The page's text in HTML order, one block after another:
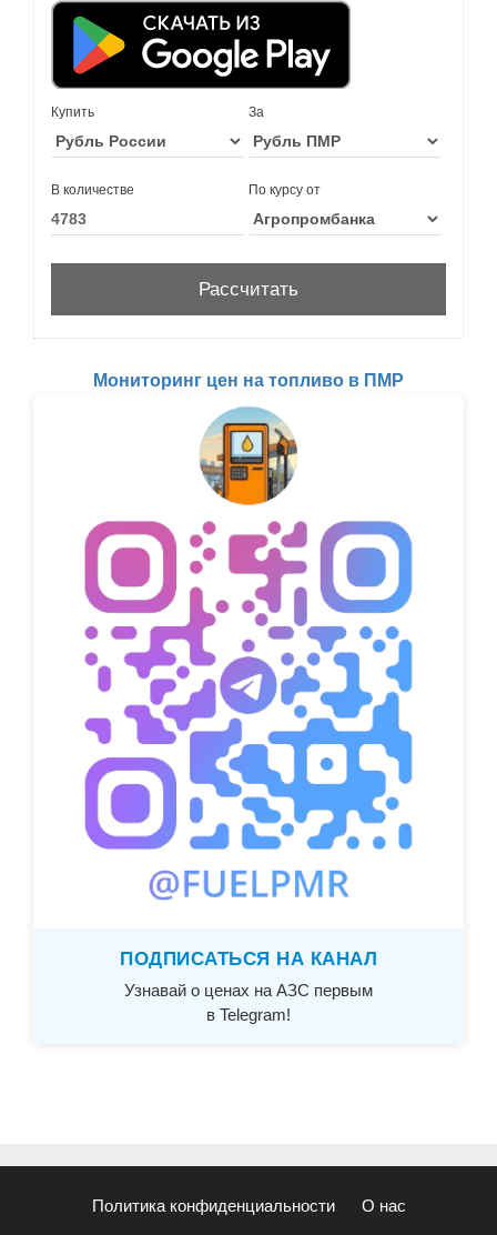
Купить За
В количестве По курсу от
Мониторинг цен на топливо в ПМР
ПОДПИСАТЬСЯ НА КАНАЛ
Узнавай о ценах на АЗС первым
в Telegram!
Политика конфиденциальности О нас